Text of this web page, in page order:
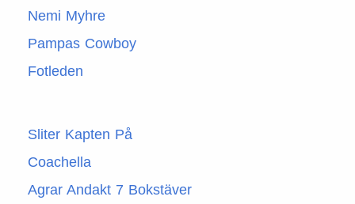
Nemi Myhre
Pampas Cowboy
Fotleden
Sliter Kapten På
Coachella
Agrar Andakt 7 Bokstäver